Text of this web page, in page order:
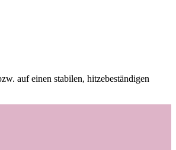
auf einen stabilen, hitzebeständigen